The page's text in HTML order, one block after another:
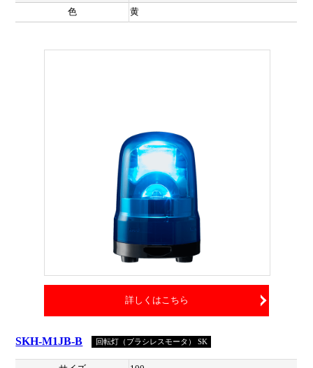
色
黄
詳しくはこちら
SKH-M1JB-B 回転灯（ブラシレスモータ） SK